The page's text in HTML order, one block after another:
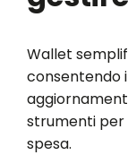
Wallet
consentendo
strumenti per
spesa.